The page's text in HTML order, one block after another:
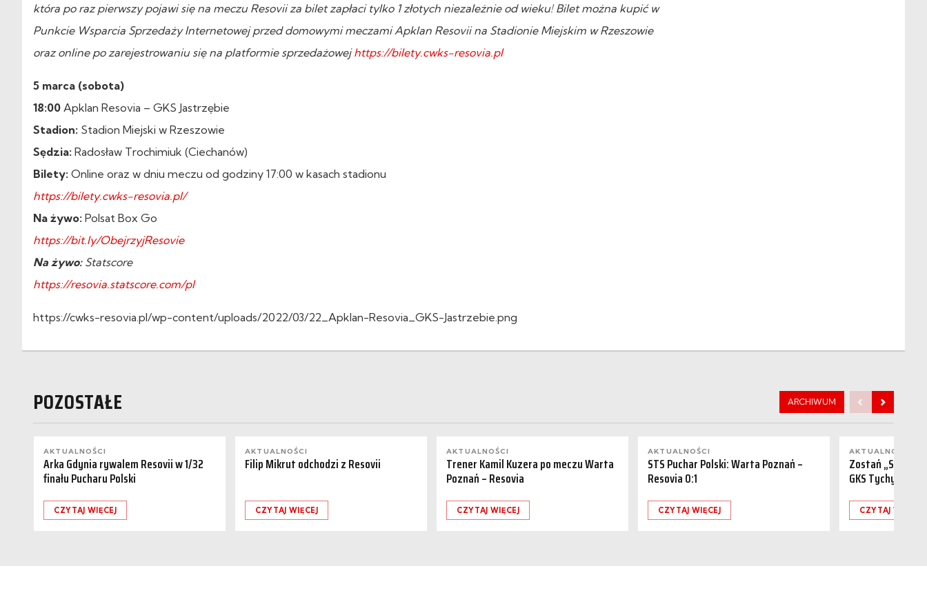
która po raz pierwszy pojawi się na meczu Resovii za bilet zapłaci tylko 1 złotych niezależnie od wieku! Bilet można kupić w
Punkcie Wsparcia Sprzedaży Internetowej przed domowymi meczami Apklan Resovii na Stadionie Miejskim w Rzeszowie
oraz online po zarejestrowaniu się na platformie sprzedażowejhttps://bilety.cwks-resovia.pl
5 marca (sobota)
18:00 Apklan Resovia – GKS Jastrzębie
Stadion: Stadion Miejski w Rzeszowie
Sędzia: Radosław Trochimiuk (Ciechanów)
Bilety: Online oraz w dniu meczu od godziny 17:00 w kasach stadionu
https://bilety.cwks-resovia.pl/
Na żywo: Polsat Box Go
https://bit.ly/ObejrzyjResovie
Na żywo:Statscore
https://resovia.statscore.com/pl
https://cwks-resovia.pl/wp-content/uploads/2022/03/22_Apklan-Resovia_GKS-Jastrzebie.png
POZOSTAŁE ARCHIWUM
AKTUALNOŚCI
Arka Gdynia rywalem Resovii w 1/32
finału Pucharu Polski
CZYTAJ WIĘCEJ
AKTUALNOŚCI
Filip Mikrut odchodzi z Resovii
CZYTAJ WIĘCEJ
AKTUALNOŚCI
Trener Kamil Kuzera po meczu Warta
Poznań – Resovia
CZYTAJ WIĘCEJ
AKTUALNOŚCI
STS Puchar Polski: Warta Poznań –
Resovia 0:1
CZYTAJ WIĘCEJ
AKTUALNOŚCI
Zostań
GKS Tychy
CZYTAJ WIĘCEJ